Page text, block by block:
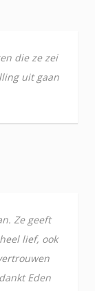
die ze zei
uit gaan
Ze geeft
lief, ook
Eden